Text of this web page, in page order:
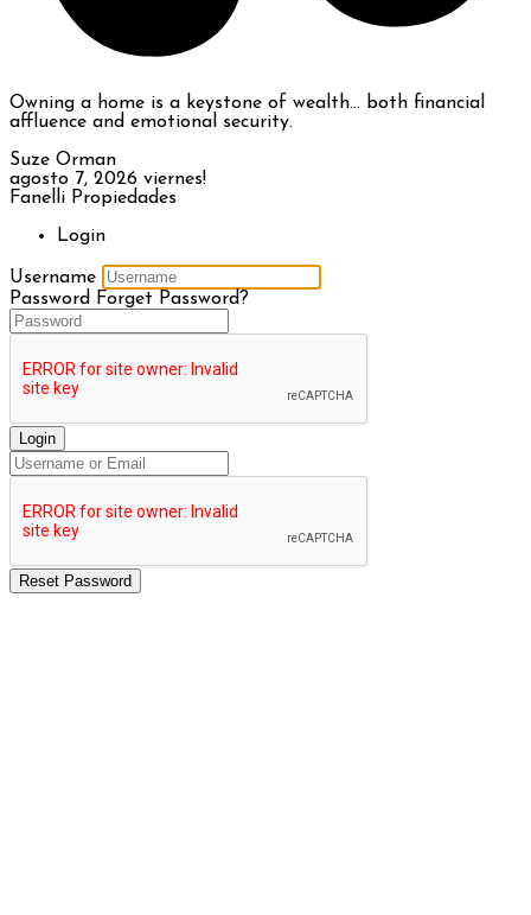
Owning a home is a keystone of wealth… both financial
affluence and emotional security.
Suze Orman
agosto 7, 2026 viernes!
Fanelli Propiedades
Login
Username
Password
Forget Password?
Login
Reset Password